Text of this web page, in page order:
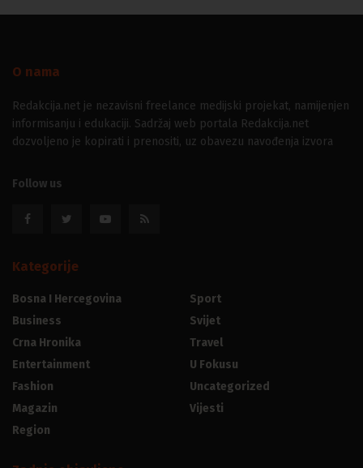
O nama
Redakcija.net je nezavisni freelance medijski projekat, namijenjen
informisanju i edukaciji. Sadržaj web portala Redakcija.net
dozvoljeno je kopirati i prenositi, uz obavezu navođenja izvora
Follow us
Kategorije
Bosna I Hercegovina
Business
Crna Hronika
Entertainment
Fashion
Magazin
Region
Sport
Svijet
Travel
U Fokusu
Uncategorized
Vijesti